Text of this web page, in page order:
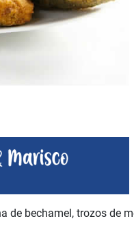
de bechamel, trozos de